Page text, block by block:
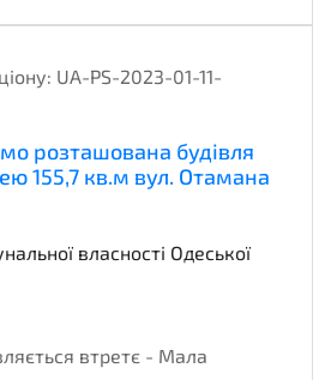
UA-PS-2023-01-11-
розташована будівля
155,7 кв.м вул. Отамана
власності Одеської
втретє - Мала